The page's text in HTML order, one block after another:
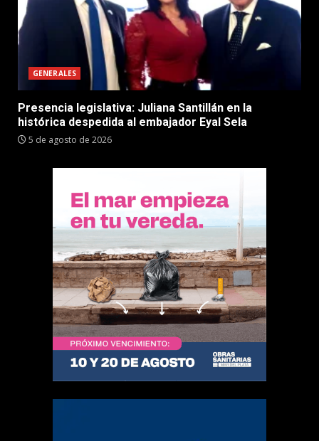
GENERALES
Presencia legislativa: Juliana Santillán en la
histórica despedida al embajador Eyal Sela
5 de agosto de 2026